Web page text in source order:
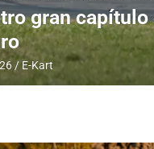
gran capítulo
E-Kart